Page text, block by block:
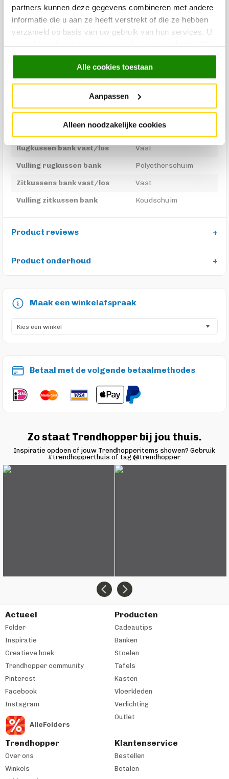
partners kunnen deze gegevens combineren met andere
informatie die u aan ze heeft verstrekt of die ze hebben
verzameld op basis van uw gebruik van hun services. U
gaat akkoord met onze cookies als u onze website blijft
gebruiken.
Alle cookies toestaan
Aanpassen
Alleen noodzakelijke cookies
Zitdiepte in cm bank
70
Materiaal poot bank
Plastic
Poot hoogte bank in cm
5
Poot kleur bank
Zwart
Zitcomfort bank
Normaal
Rugkussen bank vast/los
Vast
Vulling rugkussen bank
Polyetherschuim
Zitkussens bank vast/los
Vast
Vulling zitkussen bank
Koudschuim
Product reviews
Product onderhoud
Maak een winkelafspraak
Betaal met de volgende betaalmethodes
Zo staat Trendhopper bij jou thuis.
Inspiratie opdoen of jouw Trendhopperitems showen? Gebruik
#trendhopperthuis of tag @trendhopper.
Actueel
Folder
Inspiratie
Creatieve hoek
Trendhopper community
Pinterest
Facebook
Instagram
AlleFolders
Producten
Cadeautips
Banken
Stoelen
Tafels
Kasten
Vloerkleden
Verlichting
Outlet
Trendhopper
Over ons
Winkels
Klantenservice
Bestellen
Betalen